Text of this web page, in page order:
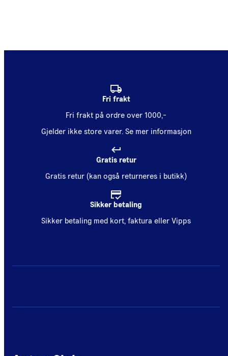
Fri frakt
Fri frakt på ordre over 1000,-
Gjelder ikke store varer. Se mer informasjon
Gratis retur
Gratis retur (kan også returneres i butikk)
Sikker betaling
Sikker betaling med kort, faktura eller Vipps